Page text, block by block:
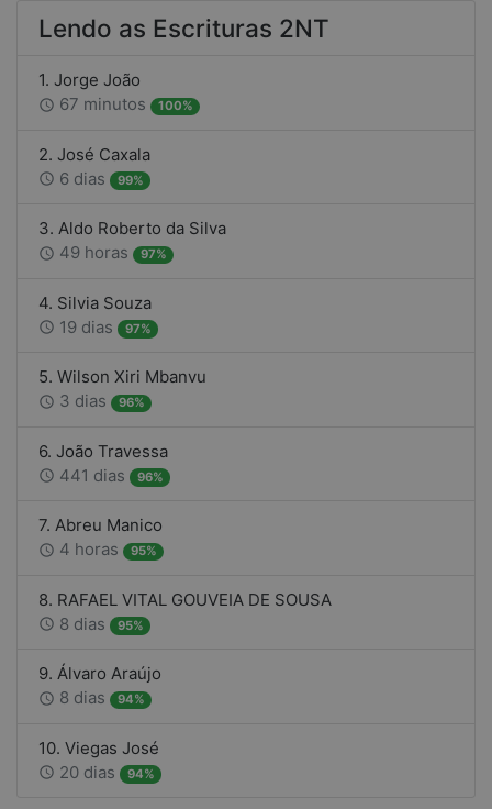
Lendo as Escrituras 2NT
1. Jorge João
access_time 67 minutos 100%
2. José Caxala
access_time 6 dias 99%
3. Aldo Roberto da Silva
access_time 49 horas 97%
4. Silvia Souza
access_time 19 dias 97%
5. Wilson Xiri Mbanvu
access_time 3 dias 96%
6. João Travessa
access_time 441 dias 96%
7. Abreu Manico
access_time 4 horas 95%
8. RAFAEL VITAL GOUVEIA DE SOUSA
access_time 8 dias 95%
9. Álvaro Araújo
access_time 8 dias 94%
10. Viegas José
access_time 20 dias 94%